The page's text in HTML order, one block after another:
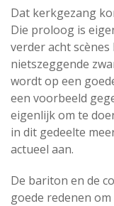
Dat kerkgezang
Die proloog is
verder acht
nietszeggende
wordt op een
een voorbeeld
eigenlijk om te
in dit gedeelte
actueel aan.
De bariton en de
goede redenen